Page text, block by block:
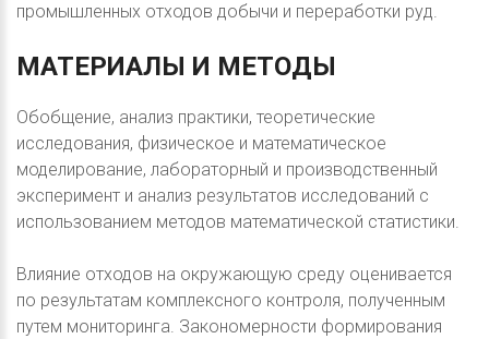
промышленных отходов добычи и переработки руд.
МАТЕРИАЛЫ И МЕТОДЫ
Обобщение, анализ практики, теоретические
исследования, физическое и математическое
моделирование, лабораторный и производственный
эксперимент и анализ результатов исследований с
использованием методов математической статистики.
Влияние отходов на окружающую среду оценивается
по результатам комплексного контроля, полученным
путем мониторинга. Закономерности формирования